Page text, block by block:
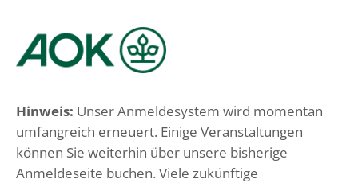
Hinweis: Unser Anmeldesystem wird momentan
umfangreich erneuert. Einige Veranstaltungen
können Sie weiterhin über unsere bisherige
Anmeldeseite buchen. Viele zukünftige